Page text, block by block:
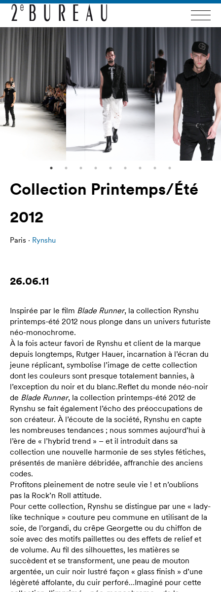
Collection Printemps/Été
2012
Paris · Rynshu
26.06.11
Inspirée par le film Blade Runner, la collection Rynshu
printemps-été 2012 nous plonge dans un univers futuriste
néo-monochrome.
À la fois acteur favori de Rynshu et client de la marque
depuis longtemps, Rutger Hauer, incarnation à l’écran du
jeune réplicant, symbolise l’image de cette collection
dont les couleurs sont presque totalement bannies, à
l’exception du noir et du blanc.Reflet du monde néo-noir
de Blade Runner, la collection printemps-été 2012 de
Rynshu se fait également l’écho des préoccupations de
son créateur. À l’écoute de la société, Rynshu en capte
les nombreuses tendances ; nous sommes aujourd’hui à
l’ère de « l’hybrid trend » – et il introduit dans sa
collection une nouvelle harmonie de ses styles fétiches,
présentés de manière débridée, affranchie des anciens
codes.
Profitons pleinement de notre seule vie ! et n’oublions
pas la Rock’n Roll attitude.
Pour cette collection, Rynshu se distingue par une « lady-
like technique » couture peu commune en utilisant de la
soie, de l’organdi, du crêpe Georgette ou du chiffon de
soie avec des motifs paillettes ou des effets de relief et
de volume. Au fil des silhouettes, les matières se
succèdent et se transforment, une peau de mouton
argentée, un cuir noir lustré façon « glass finish » d’une
légèreté affolante, du cuir perforé…Imaginé pour cette